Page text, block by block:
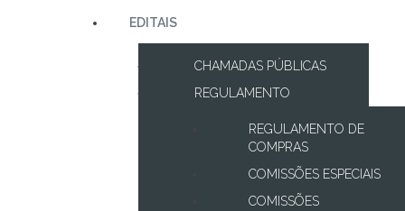
EDITAIS
CHAMADAS PÚBLICAS
REGULAMENTO
REGULAMENTO DE
COMPRAS
COMISSÕES ESPECIAIS
COMISSÕES